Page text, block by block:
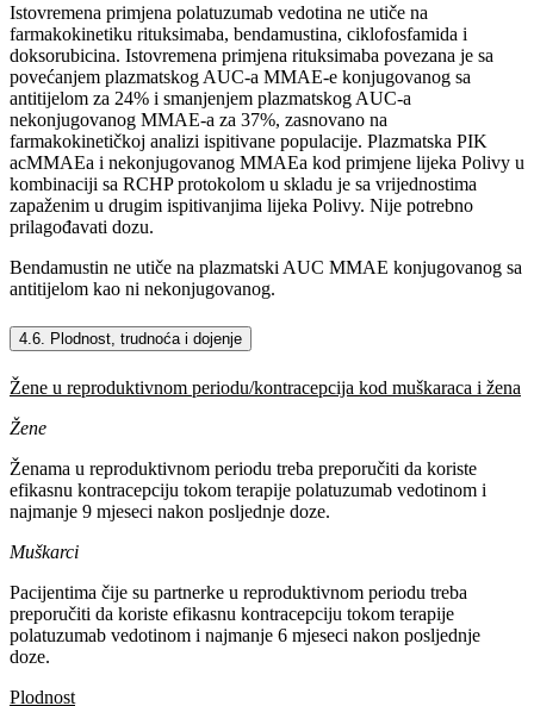
Istovremena primjena polatuzumab vedotina ne utiče na
farmakokinetiku rituksimaba, bendamustina, ciklofosfamida i
doksorubicina. Istovremena primjena rituksimaba povezana je sa
povećanjem plazmatskog AUC-a MMAE-e konjugovanog sa
antitijelom za 24% i smanjenjem plazmatskog AUC-a
nekonjugovanog MMAE-a za 37%, zasnovano na
farmakokinetičkoj analizi ispitivane populacije. Plazmatska PIK
acMMAEa i nekonjugovanog MMAEa kod primjene lijeka Polivy u
kombinaciji sa RCHP protokolom u skladu je sa vrijednostima
zapaženim u drugim ispitivanjima lijeka Polivy. Nije potrebno
prilagođavati dozu.
Bendamustin ne utiče na plazmatski AUC MMAE konjugovanog sa
antitijelom kao ni nekonjugovanog.
4.6. Plodnost, trudnoća i dojenje
Žene u reproduktivnom periodu/kontracepcija kod muškaraca i žena
Žene
Ženama u reproduktivnom periodu treba preporučiti da koriste
efikasnu kontracepciju tokom terapije polatuzumab vedotinom i
najmanje 9 mjeseci nakon posljednje doze.
Muškarci
Pacijentima čije su partnerke u reproduktivnom periodu treba
preporučiti da koriste efikasnu kontracepciju tokom terapije
polatuzumab vedotinom i najmanje 6 mjeseci nakon posljednje
doze.
Plodnost